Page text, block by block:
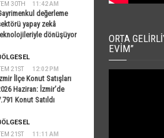
30TH 11:42 AM
değerleme
yapay zekâ
dönüşüyor
21ST 12:02 PM
İlçe Konut Satışları
Haziran: İzmir’de
Konut Satıldı
21ST 11:11 AM
ORTA
EVIM”